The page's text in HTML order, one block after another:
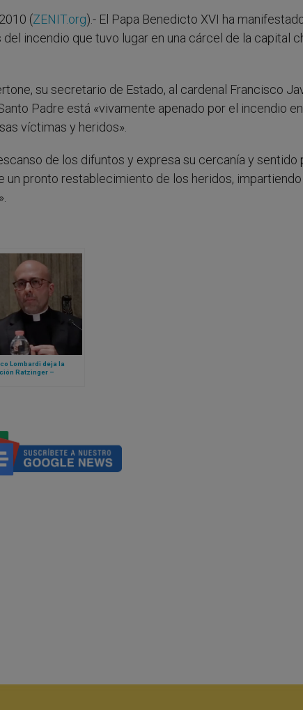
(ZENIT.org).- El Papa Benedicto XVI ha
incendio que tuvo lugar en una cárcel de la capital
su secretario de Estado, al cardenal Francisco
Padre está «vivamente apenado por el incendio
víctimas y heridos».
de los difuntos y expresa su cercanía y sentido
un pronto restablecimiento de los heridos,
Lombardi deja la
Ratzinger –